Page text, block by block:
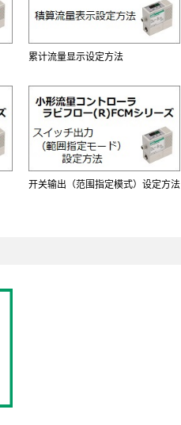
累计流量显示设定方法
开关输出（范围指定模式）设定方法